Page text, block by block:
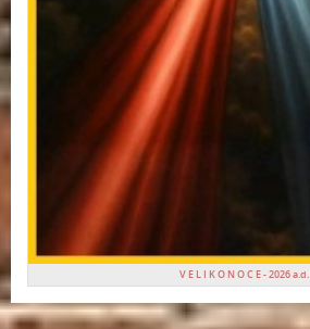
V E L I K O N O C E - 2026 a.d.